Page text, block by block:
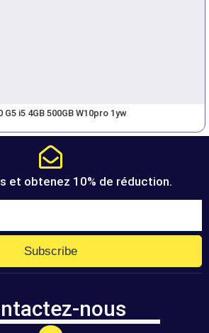
G5 i5 4GB 500GB W10pro 1yw
et obtenez 10% de réduction.
Subscribe
nous